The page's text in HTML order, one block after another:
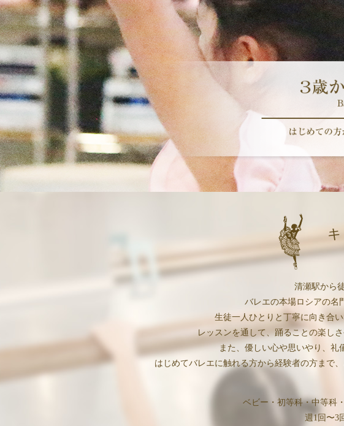
清瀬駅から
バレエの本場ロシアの名
生徒一人ひとりと丁寧に向き合
レッスンを通して、踊ることの楽し
また、優しい心や思いやり、礼
はじめてバレエに触れる方から経験者の方まで
ベビー・初等科・中等科
週1回〜3